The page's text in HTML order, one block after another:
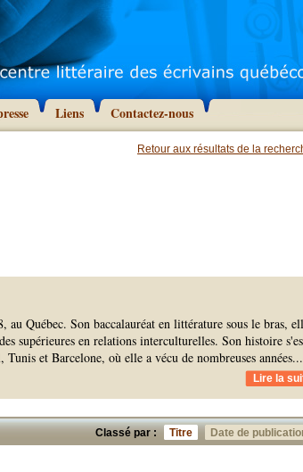
Liens Contactez-nous
Retour aux résultats de la
au Québec. Son baccalauréat en littérature sous le bras,
supérieures en relations interculturelles. Son histoire
et Barcelone, où elle a vécu de nombreuses années.
Lire la
Classé par : Titre Date de